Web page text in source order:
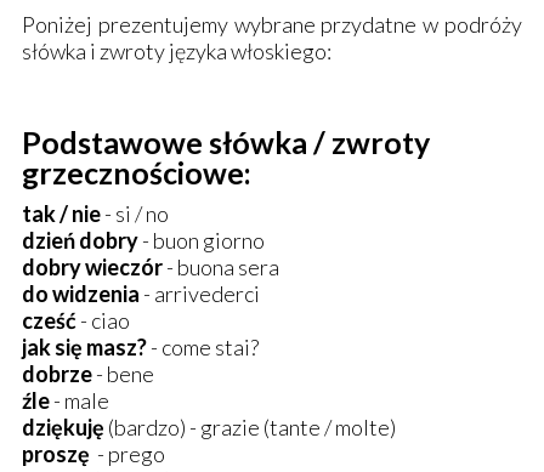
Poniżej prezentujemy wybrane przydatne w podróży
słówka i zwroty języka włoskiego:
Podstawowe słówka / zwroty
grzecznościowe:
tak / nie- si / no
dzień dobry- buon giorno
dobry wieczór- buona sera
do widzenia - arrivederci
cześć- ciao
jak się masz?- come stai?
dobrze- bene
źle- male
dziękuję (bardzo) - grazie (tante / molte)
proszę - prego